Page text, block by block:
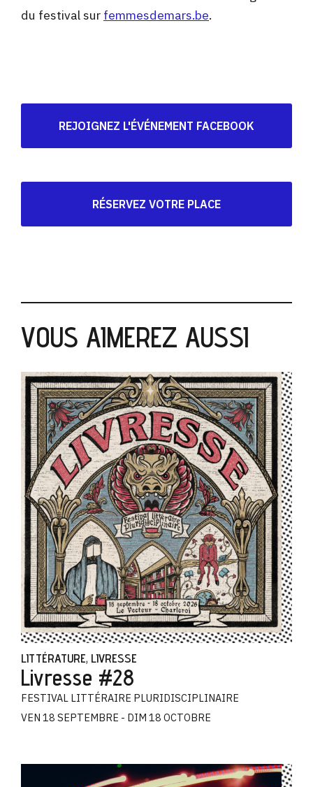
du festival sur femmesdemars.be.
REJOIGNEZ L'ÉVÉNEMENT FACEBOOK
RÉSERVEZ VOTRE PLACE
VOUS AIMEREZ AUSSI
LITTÉRATURE, LIVRESSE
Livresse #28
FESTIVAL LITTÉRAIRE PLURIDISCIPLINAIRE
VEN 18 SEPTEMBRE - DIM 18 OCTOBRE